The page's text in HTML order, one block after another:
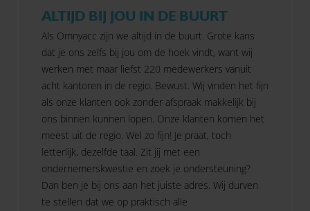
ALTIJD BIJ JOU IN DE BUURT
Als Omnyacc zijn we altijd in de buurt. Grote kans
dat je ons zelfs bij jou om de hoek vindt, want wij
werken met maar liefst 220 medewerkers vanuit
acht kantoren in de regio. Bewust. Wij vinden het fijn
als onze klanten ook zonder afspraak makkelijk bij
ons binnen kunnen lopen. Onze klanten komen het
meest uit de regio. Wel zo fijn! Je praat, toch
letterlijk, dezelfde taal. Zit jij met een
ondernemerskwestie en zoek je ondersteuning?
Dan ben je bij ons aan het juiste adres. Wij durven
te stellen dat we op praktisch alle